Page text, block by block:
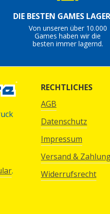
DIE BESTEN GAMES
Von unseren über 10.000
Games haben wir die
besten immer lagernd.
.
RECHTLICHES
AGB
Datenschutz
Impressum
Versand &
Widerrufsrecht